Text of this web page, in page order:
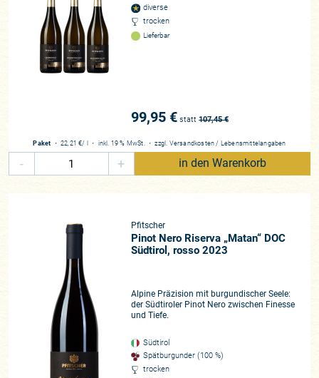
diverse
trocken
Lieferbar
99,95 € statt 107,45€
Paket ・ 22,21 €/ l ・ inkl. 19 % MwSt.・zzgl. Versandkosten / Lebensmittelangaben
- + in den Warenkorb
Pfitscher
Pinot Nero Riserva „Matan“ DOC
Südtirol, rosso 2023
Alpine Präzision mit burgundischer Seele:
der Südtiroler Pinot Nero zwischen Finesse
und Tiefe.
Südtirol
Spätburgunder (100 %)
trocken